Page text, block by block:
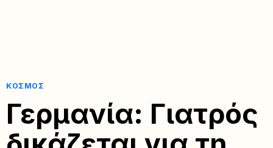
ΚΌΣΜΟΣ
Γερμανία: Γιατρός